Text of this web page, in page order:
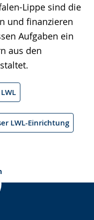
Lippe sind die
und finanzieren
Aufgaben ein
aus den
LWL-Einrichtung